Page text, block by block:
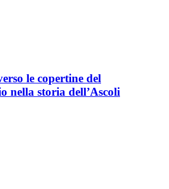
le copertine del
nella storia dell’Ascoli